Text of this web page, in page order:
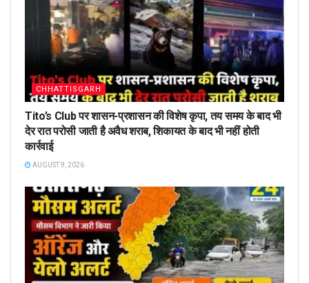
CHHATTISGARH
Tito’s Club पर शासन-प्रशासन की विशेष कृपा, तय समय के बाद भी
देर रात परोसी जाती है अवैध शराब, शिकायत के बाद भी नहीं होती
कार्रवाई
AUGUST 9, 2026